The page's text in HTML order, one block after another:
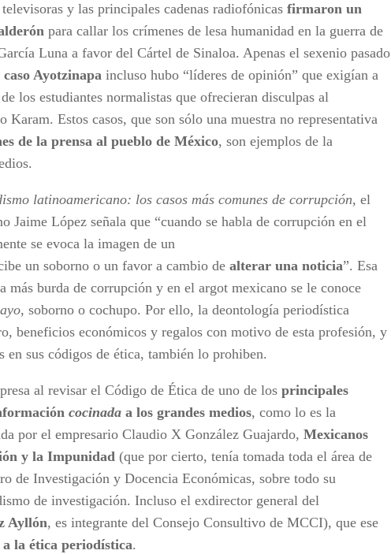
y las principales cadenas radiofónicas firmaron un
para callar los crímenes de lesa humanidad en la guerra de
Luna a favor del Cártel de Sinaloa. Apenas el sexenio pasado
caso Ayotzinapa incluso hubo “líderes de opinión” que exigían a
los estudiantes normalistas que ofrecieran disculpas al
Estos casos, que son sólo una muestra no representativa
de la prensa al pueblo de México, son ejemplos de la
latinoamericano: los casos más comunes de corrupción, el
Jaime López señala que “cuando se habla de corrupción en el
se evoca la imagen de un
un soborno o un favor a cambio de alterar una noticia”. Esa
más burda de corrupción y en el argot mexicano se le conoce
, soborno o cochupo. Por ello, la deontología periodística
beneficios económicos y regalos con motivo de esta profesión, y
en sus códigos de ética, también lo prohiben.
al revisar el Código de Ética de uno de los principales
cocinada a los grandes medios, como lo es la
por el empresario Claudio X González Guajardo, Mexicanos
y la Impunidad (que por cierto, tenía tomada toda el área de
de Investigación y Docencia Económicas, sobre todo su
de investigación. Incluso el exdirector general del
Ayllón, es integrante del Consejo Consultivo de MCCI), que ese
la ética periodística.